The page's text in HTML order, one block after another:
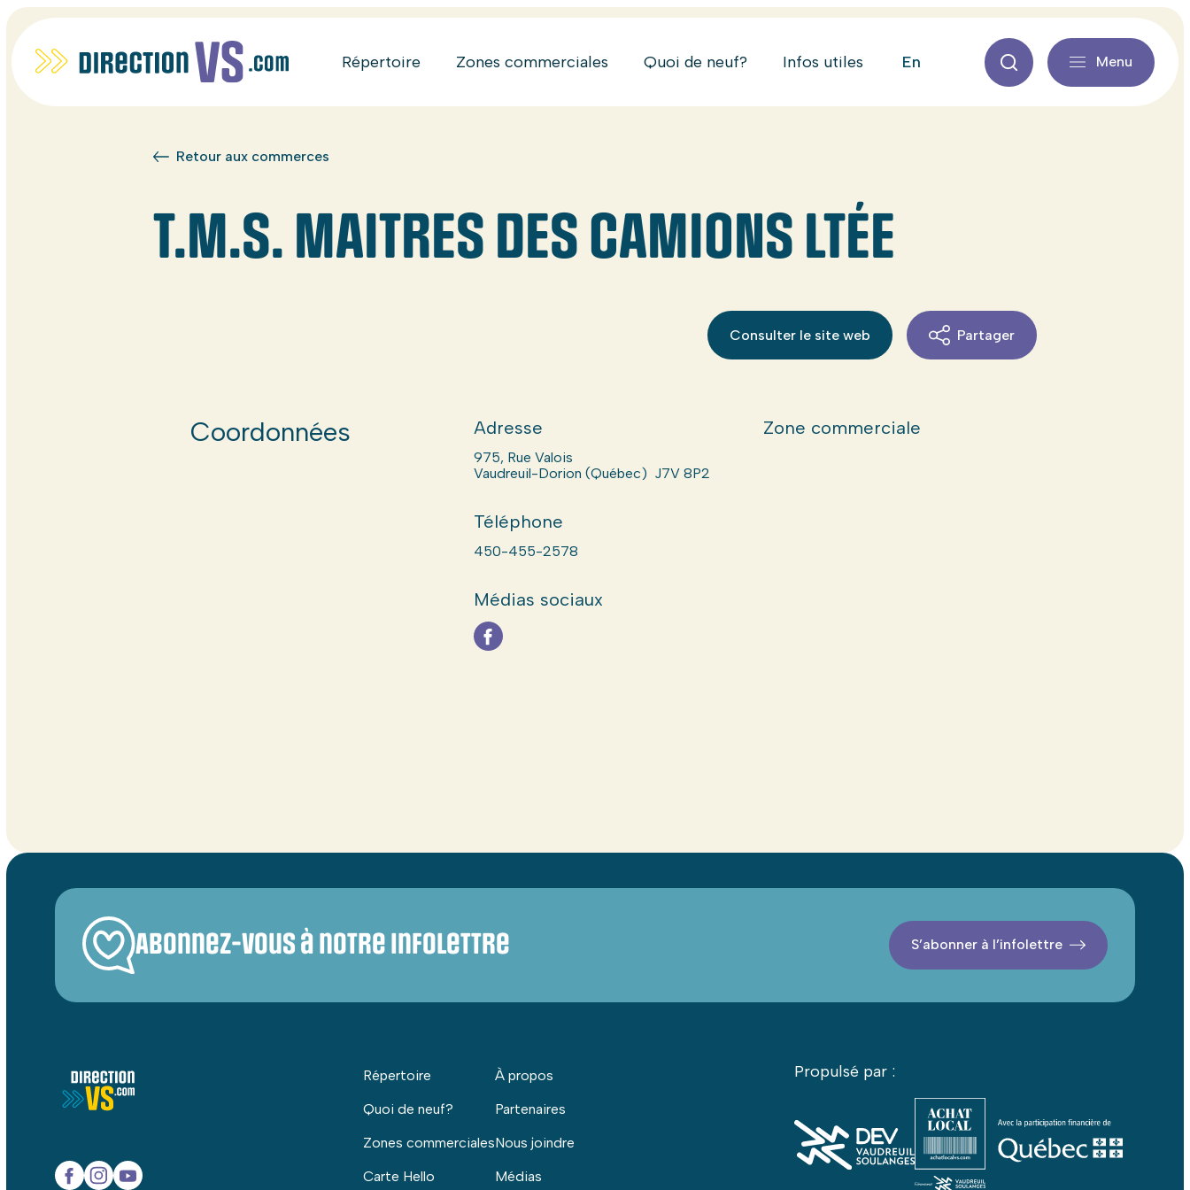
Répertoire Zones commerciales Quoi de neuf? Infos utiles en Menu
Retour aux commerces
T.M.S. MAITRES DES CAMIONS LTÉE
Consulter le site web Partager
Coordonnées Adresse
975, Rue Valois
Vaudreuil-Dorion (Québec) J7V 8P2
Téléphone
450-455-2578
Médias sociaux
Zone commerciale
Abonnez-vous à notre infolettre S’abonner à l’infolettre
Répertoire
Quoi de neuf?
Zones commerciales
Carte Hello
À propos
Partenaires
Nous joindre
Médias
Propulsé par :